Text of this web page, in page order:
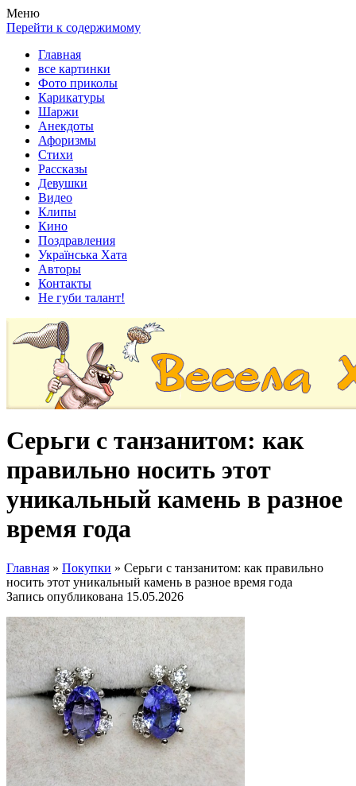
Весела хата — прикольные картинки, смешные истории,
клипы!
Покажем всем ваши фото приколы, карикатуры, шаржи, стихи,
рассказы, видео и песни!
Меню
Перейти к содержимому
Главная
все картинки
Фото приколы
Карикатуры
Шаржи
Анекдоты
Афоризмы
Стихи
Рассказы
Девушки
Видео
Клипы
Кино
Поздравления
Українська Хата
Авторы
Контакты
Не губи талант!
Серьги с танзанитом: как
правильно носить этот
уникальный камень в разное
время года
Главная » Покупки » Серьги с танзанитом: как правильно
носить этот уникальный камень в разное время года
Запись опубликована 15.05.2026